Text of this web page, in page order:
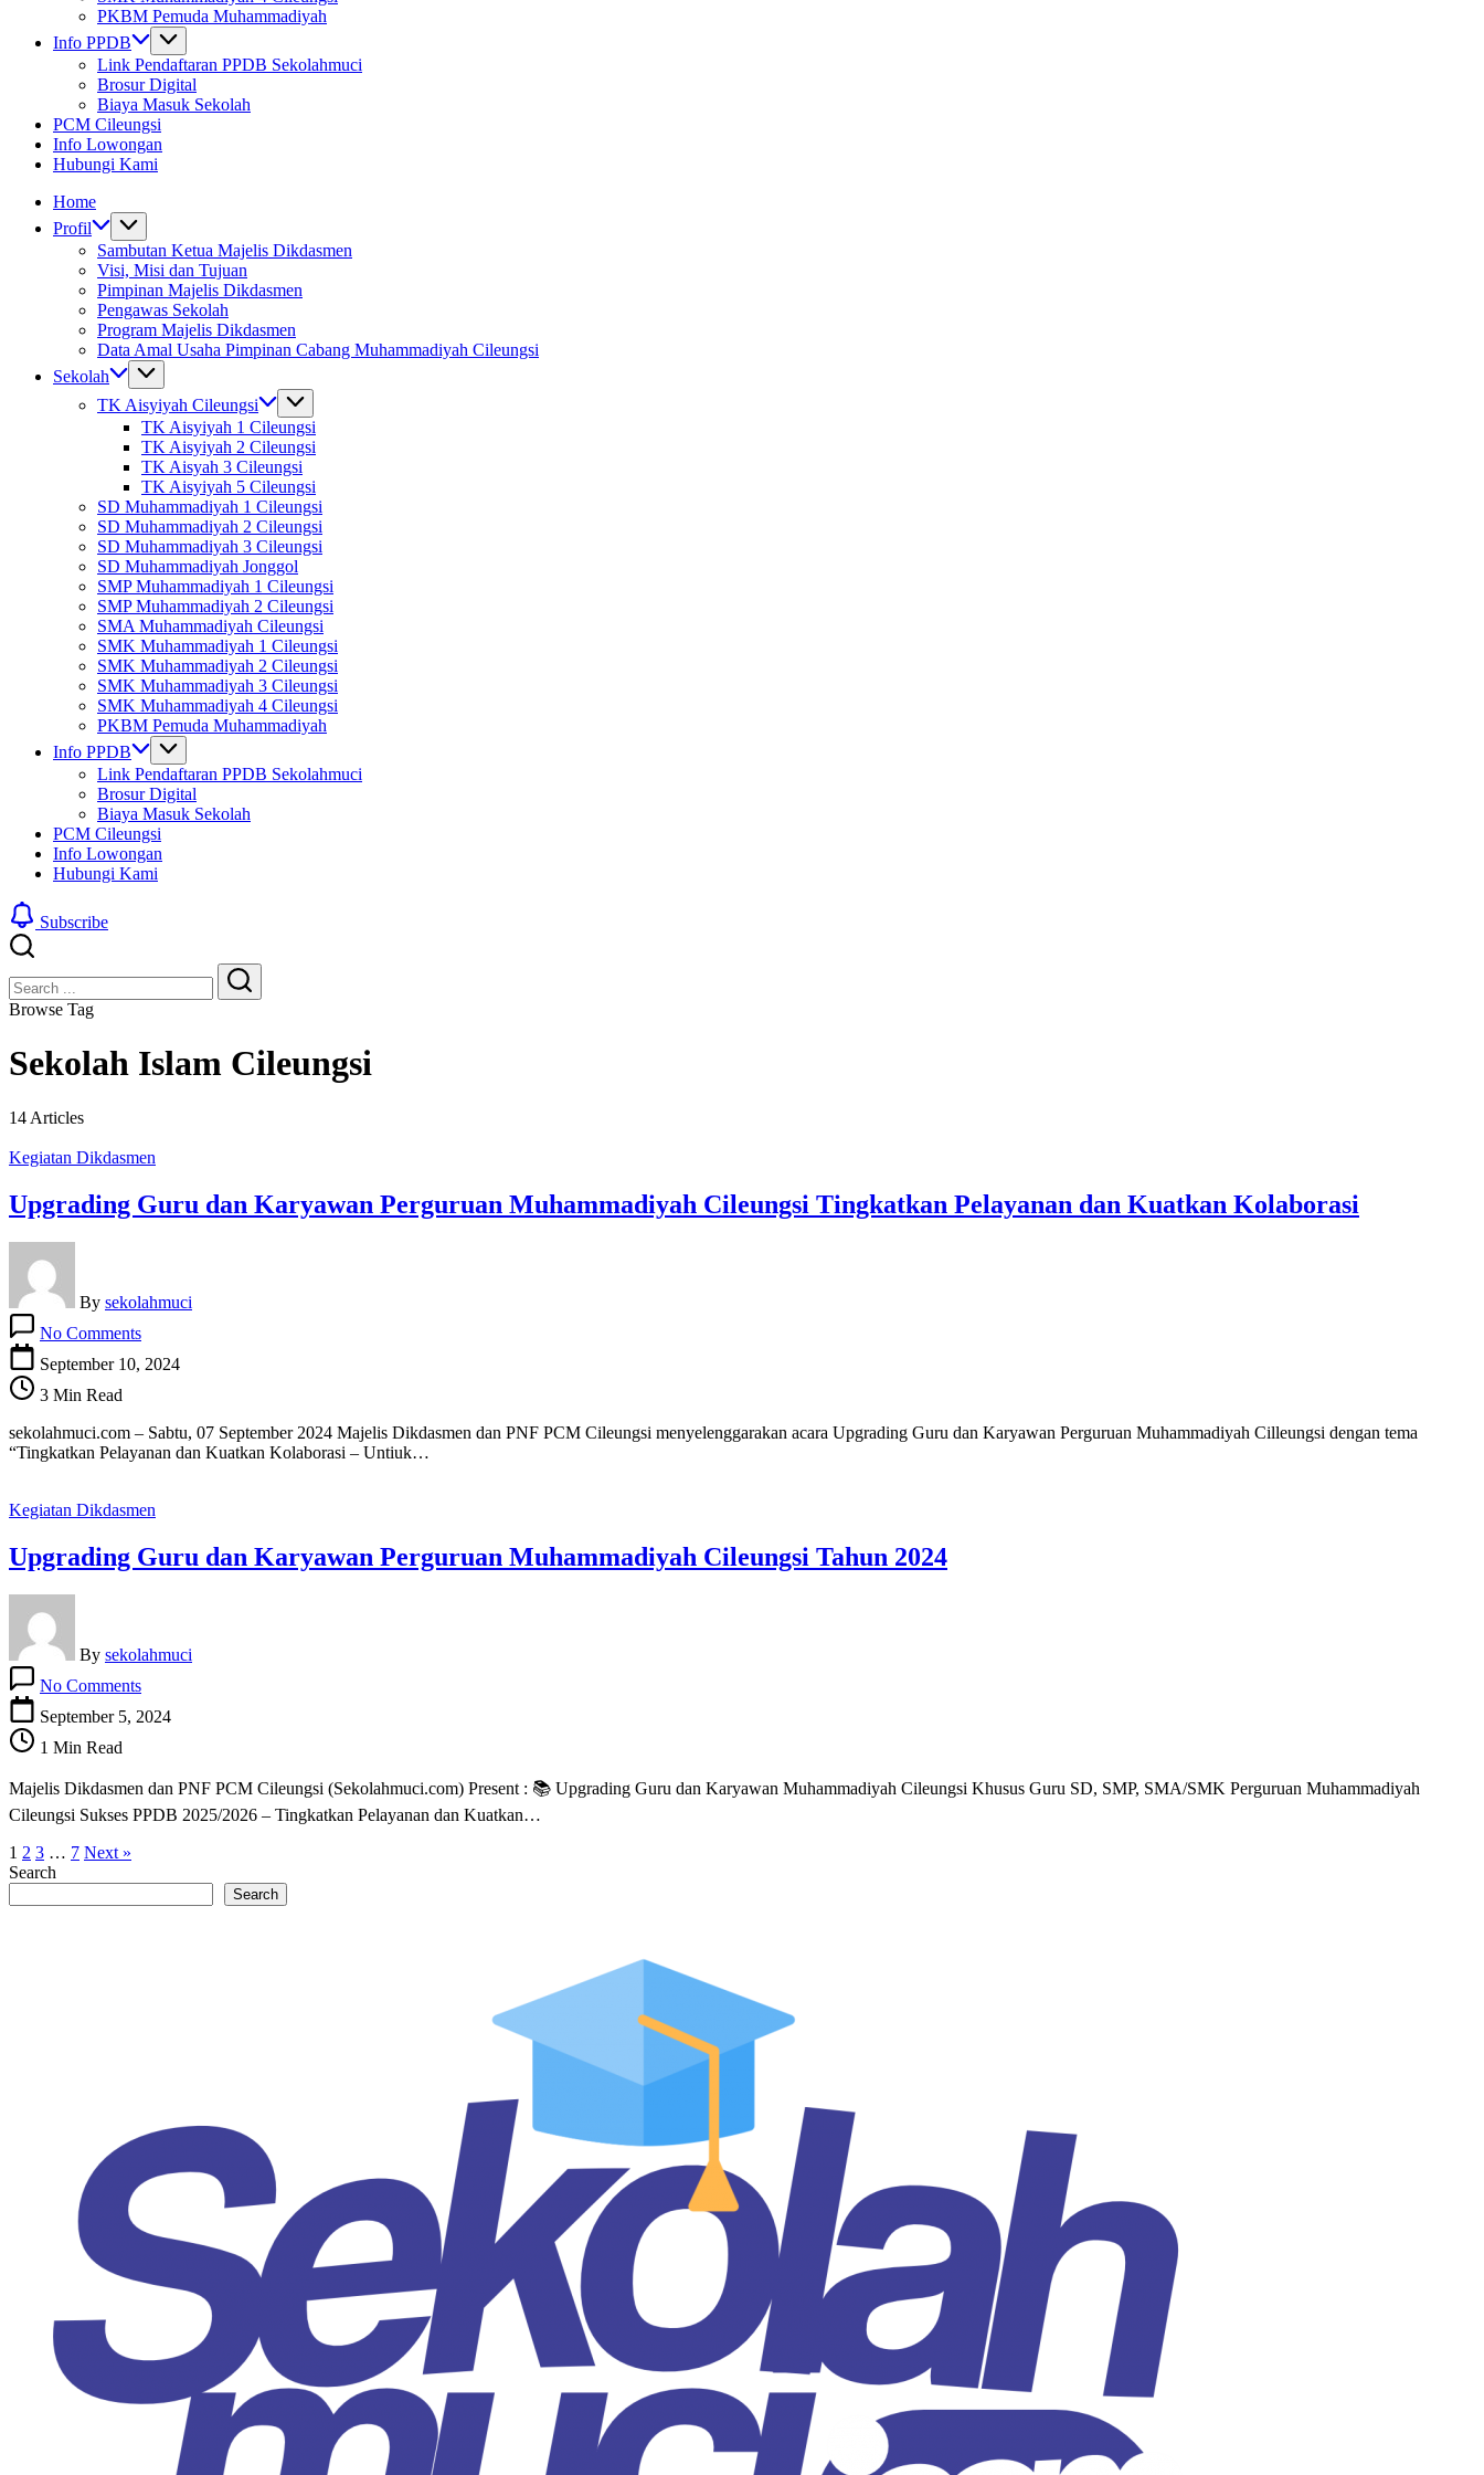
PKBM Pemuda Muhammadiyah
Info PPDB
Link Pendaftaran PPDB Sekolahmuci
Brosur Digital
Biaya Masuk Sekolah
PCM Cileungsi
Info Lowongan
Hubungi Kami
Home
Profil
Sambutan Ketua Majelis Dikdasmen
Visi, Misi dan Tujuan
Pimpinan Majelis Dikdasmen
Pengawas Sekolah
Program Majelis Dikdasmen
Data Amal Usaha Pimpinan Cabang Muhammadiyah Cileungsi
Sekolah
TK Aisyiyah Cileungsi
TK Aisyiyah 1 Cileungsi
TK Aisyiyah 2 Cileungsi
TK Aisyah 3 Cileungsi
TK Aisyiyah 5 Cileungsi
SD Muhammadiyah 1 Cileungsi
SD Muhammadiyah 2 Cileungsi
SD Muhammadiyah 3 Cileungsi
SD Muhammadiyah Jonggol
SMP Muhammadiyah 1 Cileungsi
SMP Muhammadiyah 2 Cileungsi
SMA Muhammadiyah Cileungsi
SMK Muhammadiyah 1 Cileungsi
SMK Muhammadiyah 2 Cileungsi
SMK Muhammadiyah 3 Cileungsi
SMK Muhammadiyah 4 Cileungsi
PKBM Pemuda Muhammadiyah
Info PPDB
Link Pendaftaran PPDB Sekolahmuci
Brosur Digital
Biaya Masuk Sekolah
PCM Cileungsi
Info Lowongan
Hubungi Kami
Subscribe
Search
Search
Browse Tag
Sekolah Islam Cileungsi
14 Articles
Kegiatan Dikdasmen
Upgrading Guru dan Karyawan Perguruan Muhammadiyah Cileungsi Tingkatkan Pelayanan dan Kuatkan Kolaborasi
By sekolahmuci
No CommentsUpgrading
Guru
Muhammadiyah
Cileungsi
dan
Kolaborasi
September 10, 2024
3 Min Read
sekolahmuci.com – Sabtu, 07 September 2024 Majelis Dikdasmen dan PNF PCM Cileungsi menyelenggarakan acara Upgrading Guru dan Karyawan Perguruan Muhammadiyah Cilleungsi dengan tema
“Tingkatkan Pelayanan dan Kuatkan Kolaborasi – Untiuk…
Kegiatan Dikdasmen
Upgrading Guru dan Karyawan Perguruan Muhammadiyah Cileungsi Tahun 2024
By sekolahmuci
No CommentsUpgrading
Guru
Muhammadiyah
Cileungsi
September 5, 2024
1 Min Read
Majelis Dikdasmen dan PNF PCM Cileungsi (Sekolahmuci.com) Present : 📚 Upgrading Guru dan Karyawan Muhammadiyah Cileungsi Khusus Guru SD, SMP, SMA/SMK Perguruan Muhammadiyah
Cileungsi Sukses PPDB 2025/2026 – Tingkatkan Pelayanan dan Kuatkan…
1 2 3 … 7 Next »
Search
Search